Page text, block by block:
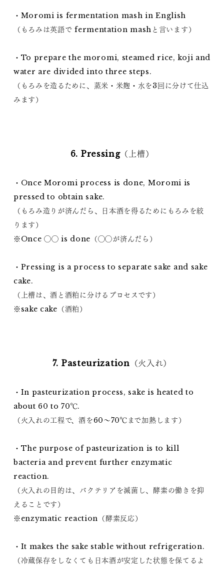
・Moromi is fermentation mash in English
（もろみは英語で fermentation mashと言います）
・To prepare the moromi, steamed rice, koji and
water are divided into three steps.
（もろみを造るために、蒸米・米麹・水を3回に分けて仕込
みます）
6. Pressing（上槽）
・Once Moromi process is done, Moromi is
pressed to obtain sake.
（もろみ造りが済んだら、日本酒を得るためにもろみを絞
ります）
※Once ◯◯ is done（◯◯が済んだら）
・Pressing is a process to separate sake and sake
cake.
（上槽は、酒と酒粕に分けるプロセスです）
※sake cake（酒粕）
7. Pasteurization（火入れ）
・In pasteurization process, sake is heated to
about 60 to 70℃.
（火入れの工程で、酒を60～70℃まで加熱します）
・The purpose of pasteurization is to kill
bacteria and prevent further enzymatic
reaction.
（火入れの目的は、バクテリアを滅菌し、酵素の働きを抑
えることです）
※enzymatic reaction（酵素反応）
・It makes the sake stable without refrigeration.
（冷蔵保存をしなくても日本酒が安定した状態を保てるよ